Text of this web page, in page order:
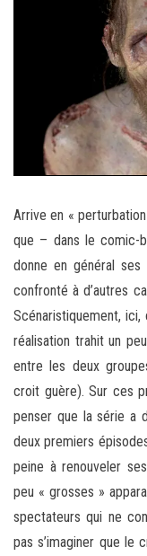
Arrive en «
que – dans le comic-
donne en général
confronté à d’autres
Scénaristiquement,
réalisation trahit un
entre les deux
croit guère). Sur ces
penser que la série a
deux premiers
peine à renouveler
peu « grosses »
spectateurs qui ne
pas s’imaginer que le